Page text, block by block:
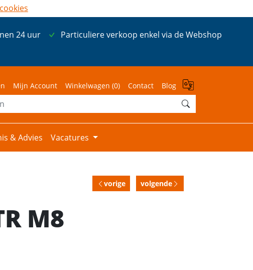
24 uur
Particuliere verkoop enkel via de Webshop
Mijn Account Winkelwagen (0) Contact Blog
& Advies Vacatures
vorige volgende
M8